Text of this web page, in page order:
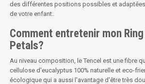
des différentes positions possibles et
de votre enfant.
Comment entretenir mon
Petals?
Au niveau composition, le Tencel est une fibre
cellulose d'eucalyptus 100% naturelle et eco-
écologique qui a aussi l'avantage d'être très